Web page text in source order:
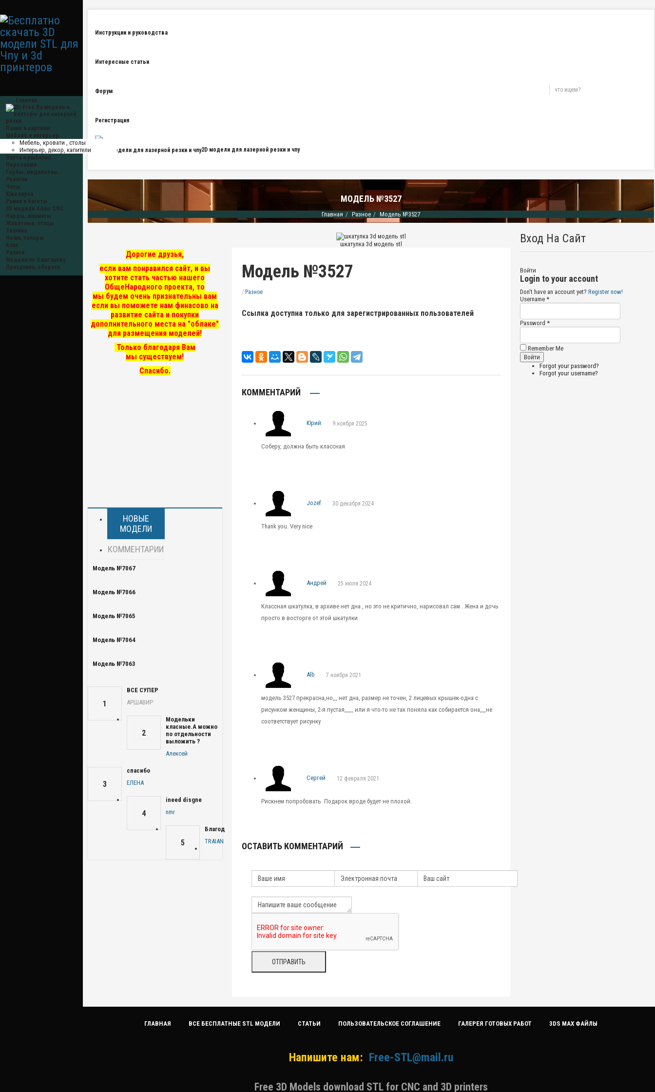
Главная
Панно и картины
Мебель и интерьер
Мебель, кровати , столы
Интерьер, декор, капители
Охота и рыбалка
Персонажи
Гербы, медальоны
Религия
Часы
Ювелирка
Рамки и багеты
3D модели 4 Axis CNC
Нарды, шахматы
Животные, птицы
Техника
Ножи, топоры
Азия
Разное
Модели по Ожиганову
Праздники, обереги
Инструкции и руководства
Интересные статьи
Форум
Регистрация
2D модели для лазерной резки и чпу
МОДЕЛЬ №3527
Главная Разное Модель №3527
Дорогие друзья,
если вам понравился сайт, и вы
хотите стать частью нашего
ОбщеНародного проекта, то
мы будем очень признательны вам
если вы поможете нам финасово на
развитие сайта и покупки
дополнительного места на "облаке"
для размещения моделей!
Только благодаря Вам
мы существуем!
Спасибо.
НОВЫЕ
МОДЕЛИ
КОММЕНТАРИИ
Модель №7067
Модель №7066
Модель №7065
Модель №7064
Модель №7063
1
ВСЕ СУПЕР
АРШАВИР
2
Модельки
класные.А можно
по отдельности
выложить ?
Алексей
3
спасибо
ЕЛЕНА
4
ineed disgne
nmr
5
Благодаря
TRAIAN
шкатулка 3d модель stl
Модель №3527
/ Разное
Ссылка доступна только для зарегистрированных пользователей
КОММЕНТАРИЙ
Юрий 9 ноября 2025
Соберу, должна быть классная
Jozef 30 декабря 2024
Thank you. Very nice
Андрей 25 июля 2024
Классная шкатулка, в архиве нет дна , но это не критично, нарисовал сам . Жена и дочь
просто в восторге от этой шкатулки.
Alb 7 ноября 2021
модель 3527 прекрасна,но,,, нет дна, размер не точен, 2 лицевых крышек-одна с
рисунком женщины, 2-я пустая,,,,,, или я что-то не так поняла как собирается она,,,,не
соответствует рисунку
Сергей 12 февраля 2021
Рискнем попробовать. Подарок вроде будет не плохой.
ОСТАВИТЬ КОММЕНТАРИЙ
Вход На Сайт
Войти
Login to your account
Don't have an account yet? Register now!
Username *
Password *
Remember Me
Forgot your password?
Forgot your username?
ГЛАВНАЯ ВСЕ БЕСПЛАТНЫЕ STL МОДЕЛИ СТАТЬИ ПОЛЬЗОВАТЕЛЬСКОЕ СОГЛАШЕНИЕ ГАЛЕРЕЯ ГОТОВЫХ РАБОТ 3DS MAX ФАЙЛЫ
Напишите нам: Free-STL@mail.ru
Free 3D Models download STL for CNC and 3D printers